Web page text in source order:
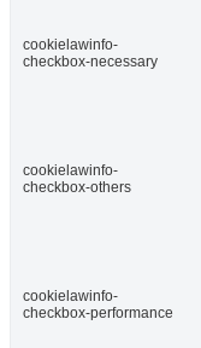
cookielawinfo-
checkbox-necessary
cookielawinfo-
checkbox-others
cookielawinfo-
checkbox-performance